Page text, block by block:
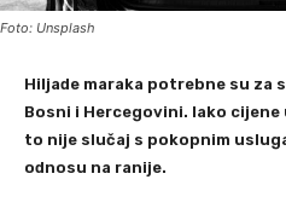
Foto: Unsplash
Hiljade maraka potrebne su za
Bosni i Hercegovini. Iako
to nije slučaj s pokopnim
odnosu na ranije.